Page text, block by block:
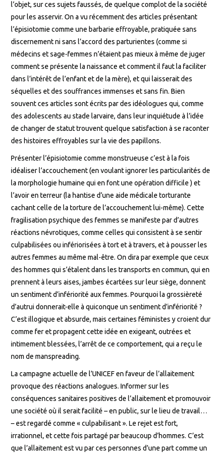
l’objet, sur ces sujets faussés, de quelque complot de la société
pour les asservir. On a vu récemment des articles présentant
l’épisiotomie comme une barbarie effroyable, pratiquée sans
discernement ni sans l’accord des parturientes (comme si
médecins et sage-femmes n’étaient pas mieux à même de juger
comment se présente la naissance et comment il faut la faciliter
dans l’intérêt de l’enfant et de la mère), et qui laisserait des
séquelles et des souffrances immenses et sans fin. Bien
souvent ces articles sont écrits par des idéologues qui, comme
des adolescents au stade larvaire, dans leur inquiétude à l’idée
de changer de statut trouvent quelque satisfaction à se raconter
des histoires effroyables sur la vie des papillons.
Présenter l’épisiotomie comme monstrueuse c’est à la fois
idéaliser l’accouchement (en voulant ignorer les particularités de
la morphologie humaine qui en font une opération difficile ) et
l’avoir en terreur (la hantise d’une aide médicale torturante
cachant celle de la torture de l’accouchement lui-même). Cette
fragilisation psychique des femmes se manifeste par d’autres
réactions névrotiques, comme celles qui consistent à se sentir
culpabilisées ou infériorisées à tort et à travers, et à pousser les
autres femmes au même mal-être. On dira par exemple que ceux
des hommes qui s’étalent dans les transports en commun, qui en
prennent à leurs aises, jambes écartées sur leur siège, donnent
un sentiment d’infériorité aux femmes. Pourquoi la grossièreté
d’autrui donnerait-elle à quiconque un sentiment d’infériorité ?
C’est illogique et absurde, mais certaines féministes y croient dur
comme fer et propagent cette idée en exigeant, outrées et
intimement blessées, l’arrêt de ce comportement, qui a reçu le
nom de manspreading.
La campagne actuelle de l’UNICEF en faveur de l’allaitement
provoque des réactions analogues. Informer sur les
conséquences sanitaires positives de l’allaitement et promouvoir
une société où il serait facilité – en public, sur le lieu de travail…
– est regardé comme « culpabilisant ». Le rejet est fort,
irrationnel, et cette fois partagé par beaucoup d’hommes. C’est
que l’allaitement est vu par ces personnes d’une part comme un